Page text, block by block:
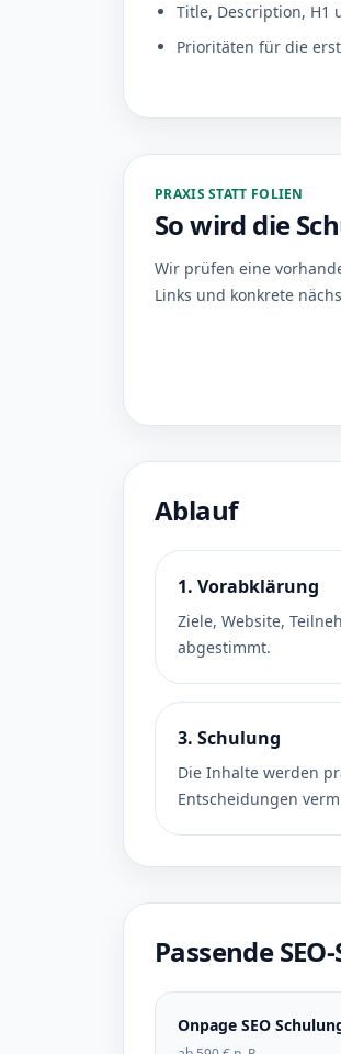
Title, Description, H1
Prioritäten für die
PRAXIS STATT FOLIEN
So wird die
Wir prüfen eine
Links und konkrete
Ablauf
1. Vorabklärung
Ziele, Website,
abgestimmt.
3. Schulung
Die Inhalte werden
Entscheidungen
Passende
Onpage SEO